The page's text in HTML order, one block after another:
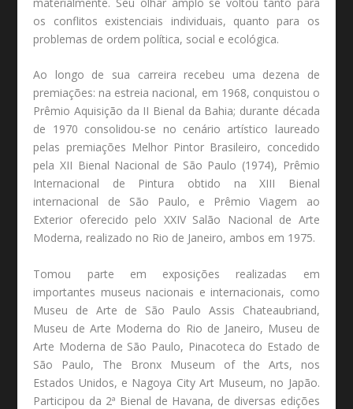
os conflitos existenciais individuais, quanto para os
problemas de ordem política, social e ecológica.
Ao longo de sua carreira recebeu uma dezena de
premiações: na estreia nacional, em 1968, conquistou o
Prêmio Aquisição da II Bienal da Bahia; durante década
de 1970 consolidou-se no cenário artístico laureado
pelas premiações Melhor Pintor Brasileiro, concedido
pela XII Bienal Nacional de São Paulo (1974), Prêmio
Internacional de Pintura obtido na XIII Bienal
internacional de São Paulo, e Prêmio Viagem ao
Exterior oferecido pelo XXIV Salão Nacional de Arte
Moderna, realizado no Rio de Janeiro, ambos em 1975.
Tomou parte em exposições realizadas em
importantes museus nacionais e internacionais, como
Museu de Arte de São Paulo Assis Chateaubriand,
Museu de Arte Moderna do Rio de Janeiro, Museu de
Arte Moderna de São Paulo, Pinacoteca do Estado de
São Paulo, The Bronx Museum of the Arts, nos
Estados Unidos, e Nagoya City Art Museum, no Japão.
Participou da 2ª Bienal de Havana, de diversas edições